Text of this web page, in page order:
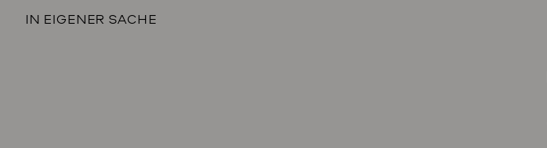
IN EIGENER SACHE